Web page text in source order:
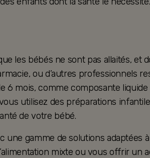
les bébés ne sont pas allaités, et
ou d’autres professionnels
mois, comme composante
utilisez des préparations
de votre bébé.
gamme de solutions adaptées
mixte ou vous offrir